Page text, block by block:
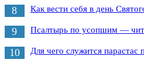
8 Как вести себя в день
9 Псалтырь по усопшим —
10 Для чего служится